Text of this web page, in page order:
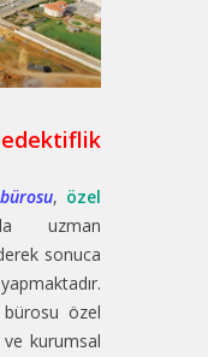
, özel
uzman
sonuca
özel
kurumsal